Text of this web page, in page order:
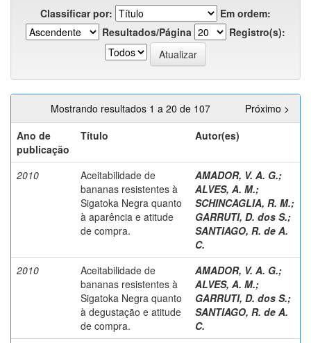
Classificar por:
Em ordem:
Resultados/Página
Registro(s):
Mostrando resultados 1 a 20 de 107
Próximo >
Ano de
publicação
Título Autor(es)
2010
Aceitabilidade de
bananas resistentes à
Sigatoka Negra quanto
à aparência e atitude
de compra.
AMADOR, V. A. G.;
ALVES, A. M.;
SCHINCAGLIA, R. M.;
GARRUTI, D. dos S.;
SANTIAGO, R. de A.
C.
2010
Aceitabilidade de
bananas resistentes à
Sigatoka Negra quanto
à degustação e atitude
de compra.
AMADOR, V. A. G.;
ALVES, A. M.;
GARRUTI, D. dos S.;
SANTIAGO, R. de A.
C.